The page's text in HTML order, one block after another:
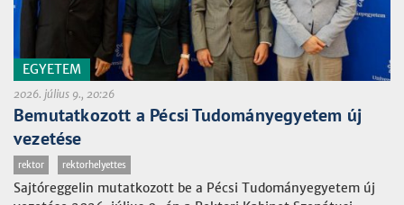
EGYETEM
2026. július 9., 20:26
Bemutatkozott a Pécsi Tudományegyetem új
vezetése
rektor rektorhelyettes
Sajtóreggelin mutatkozott be a Pécsi Tudományegyetem új